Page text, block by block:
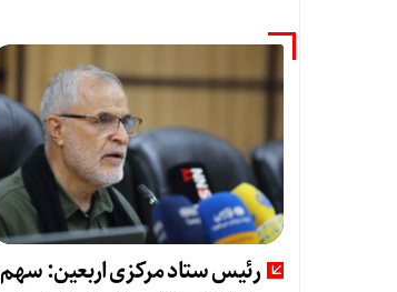
رئیس ستاد مرکزی اربعین: سهم